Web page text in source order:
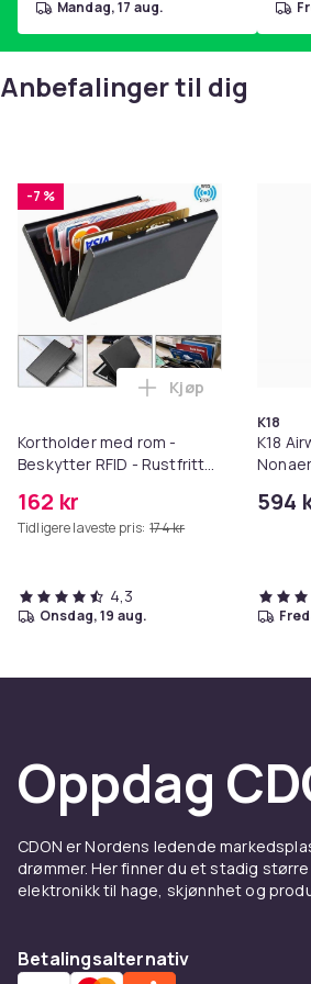
mandag, 17 aug.
Anbefalinger til dig
-7 %
Kortholder med rom -
Beskytter RFID - Rustfritt
162 kr
Tidligere laveste pris: 174 kr
Legg Kortholder
Kjøp
4,3
onsdag, 19 aug.
K18
K18
594
Oppdag
CDON er Nordens ledende
drømmer. Her finner du et stadig
elektronikk til hage, skjønnhet og
Betalingsalternativ